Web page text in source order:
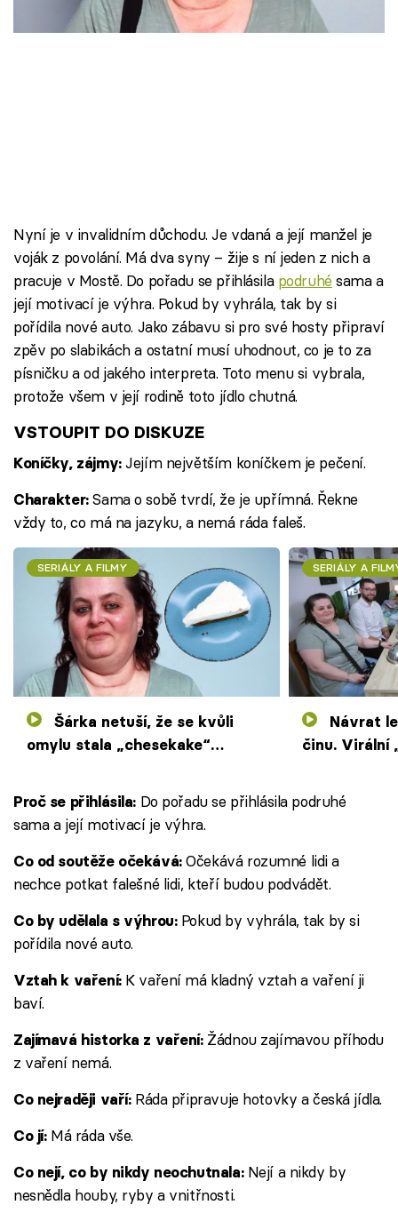
Škola vaření
Přihlášení
Sledujte nás
Nyní je v invalidním důchodu. Je vdaná a její manžel je
voják z povolání. Má dva syny – žije s ní jeden z nich a
pracuje v Mostě. Do pořadu se přihlásila podruhésama a
její motivací je výhra. Pokud by vyhrála, tak by si
pořídila nové auto. Jako zábavu si pro své hosty připraví
zpěv po slabikách a ostatní musí uhodnout, co je to za
písničku a od jakého interpreta. Toto menu si vybrala,
protože všem v její rodině toto jídlo chutná.
VSTOUPIT DO DISKUZE
Koníčky, zájmy:Jejím největším koníčkem je pečení.
Charakter:Sama o sobě tvrdí, že je upřímná. Řekne
vždy to, co má na jazyku, a nemá ráda faleš.
SERIÁLY A FILMY
Šárka netuší, že se kvůli
omylu stala „chesekake“
SERIÁLY A
činu. Virální
Proč se přihlásila:Do pořadu se přihlásila podruhé
sama a její motivací je výhra.
Co od soutěže očekává:Očekává rozumné lidi a
nechce potkat falešné lidi, kteří budou podvádět.
Co by udělala s výhrou:Pokud by vyhrála, tak by si
pořídila nové auto.
Vztah k vaření:K vaření má kladný vztah a vaření ji
baví.
Zajímavá historka z vaření:Žádnou zajímavou příhodu
z vaření nemá.
Co nejraději vaří:Ráda připravuje hotovky a česká jídla.
Co jí:Má ráda vše.
Co nejí, co by nikdy neochutnala:Nejí a nikdy by
nesnědla houby, ryby a vnitřnosti.